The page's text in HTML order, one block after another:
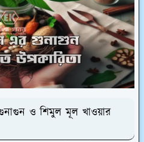
ও শিমুল মূল খাওয়ার